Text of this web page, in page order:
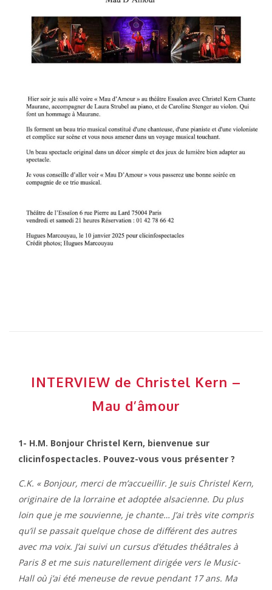
INTERVIEW de Christel Kern –
Mau d’âmour
1- H.M. Bonjour Christel Kern, bienvenue sur
clicinfospectacles. Pouvez-vous vous présenter ?
C.K. « Bonjour, merci de m’accueillir. Je suis Christel Kern,
originaire de la lorraine et adoptée alsacienne. Du plus
loin que je me souvienne, je chante… J’ai très vite compris
qu’il se passait quelque chose de différent des autres
avec ma voix. J’ai suivi un cursus d’études théâtrales à
Paris 8 et me suis naturellement dirigée vers le Music-
Hall où j’ai été meneuse de revue pendant 17 ans. Ma